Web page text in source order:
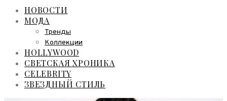
НОВОСТИ
МОДА
Тренды
Коллекции
HOLLYWOOD
СВЕТСКАЯ ХРОНИКА
CELEBRITY
ЗВЕЗДНЫЙ СТИЛЬ